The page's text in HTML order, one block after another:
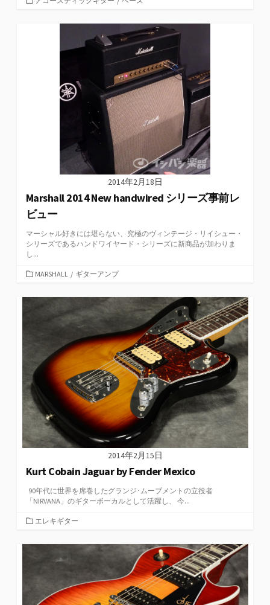
2014年2月18日
Marshall 2014 New handwired シリーズ事前レ
ビュー
マーシャル好きには堪らない、究極のヴィンテージ・リイシュー・
シリーズであるハンドワイヤード・シリーズに新商品が加わりま
し...
カ
ゴ
MARSHALL / ギターアンプ
2014年2月15日
Kurt Cobain Jaguar by Fender Mexico
90年代に世界を席巻したグランジ･ムーブメントの立役者
「NIRVANA」のギターボーカルとして活躍し、 今...
カ
ゴ
エレキギター